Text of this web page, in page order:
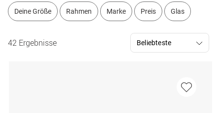
Deine Größe Rahmen Marke Preis Glas
42 Ergebnisse